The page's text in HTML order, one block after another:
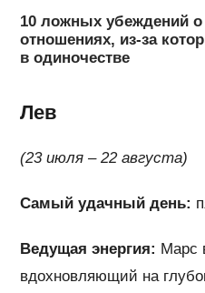
10 ложных убеждений
отношениях, из-за
в одиночестве
Лев
(23 июля – 22 августа)
Самый удачный день:
Ведущая энергия: Марс
вдохновляющий на